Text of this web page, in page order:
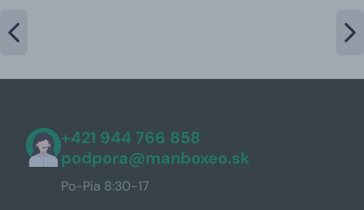
+421 944 766 858
podpora@manboxeo.sk
Po-Pia 8:30-17